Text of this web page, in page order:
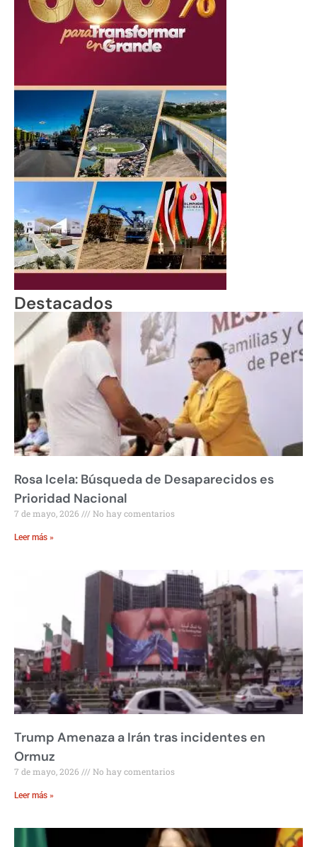
Destacados
Rosa Icela: Búsqueda de Desaparecidos es
Prioridad Nacional
7 de mayo, 2026 No hay comentarios
Leer más »
Trump Amenaza a Irán tras incidentes en
Ormuz
7 de mayo, 2026 No hay comentarios
Leer más »